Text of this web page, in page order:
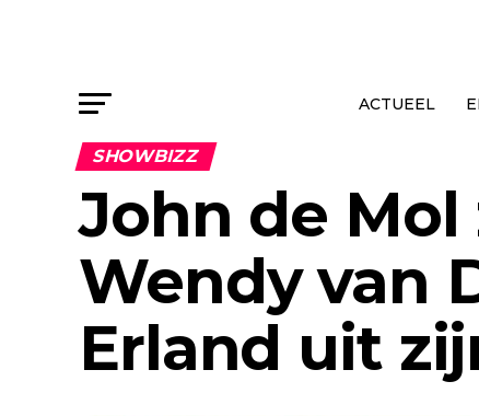
ACTUEEL
SHOWBIZZ
John de Mol
Wendy van
Erland uit